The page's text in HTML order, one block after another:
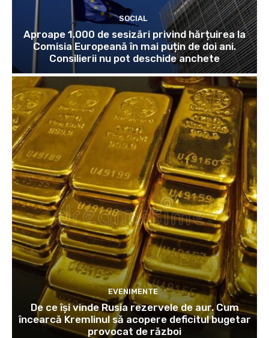
SOCIAL
Aproape 1.000 de sesizări privind hărțuirea la
Comisia Europeană în mai puțin de doi ani.
Consilierii nu pot deschide anchete
EVENIMENTE
De ce își vinde Rusia rezervele de aur. Cum
încearcă Kremlinul să acopere deficitul bugetar
provocat de război